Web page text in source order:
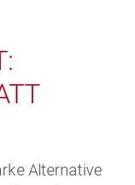
Alternative